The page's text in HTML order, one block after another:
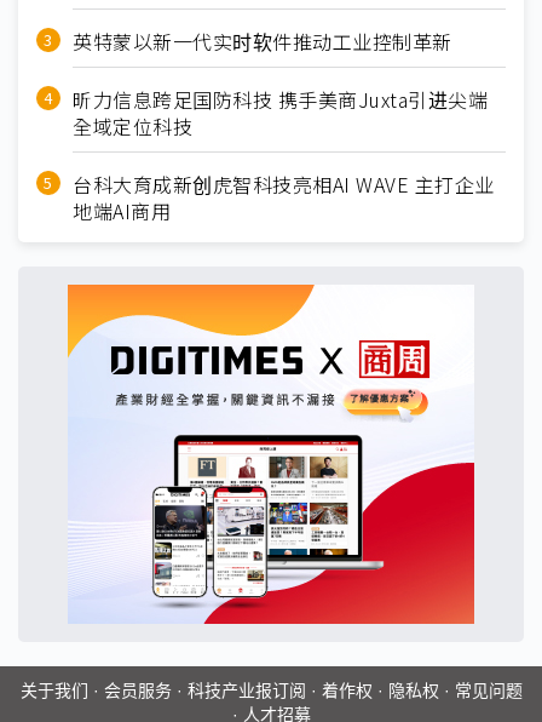
英特蒙以新一代实时软件推动工业控制革新
昕力信息跨足国防科技 携手美商Juxta引进尖端
全域定位科技
台科大育成新创虎智科技亮相AI WAVE 主打企业
地端AI商用
关于我们 · 会员服务· 科技产业报订阅 · 着作权 · 隐私权 · 常见问题
· 人才招募